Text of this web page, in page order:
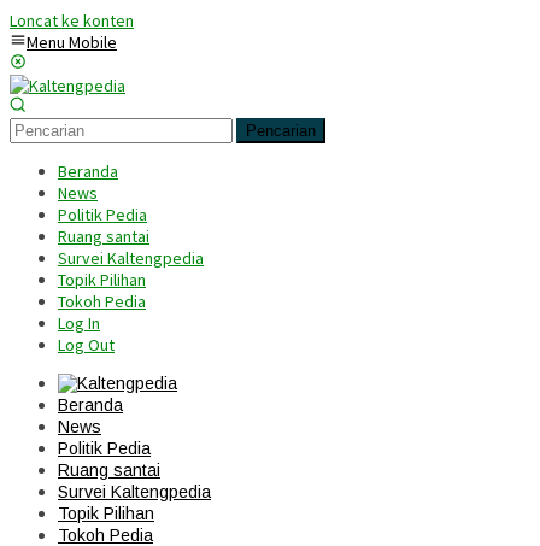
Loncat ke konten
Menu Mobile
Pencarian
Beranda
News
Politik Pedia
Ruang santai
Survei Kaltengpedia
Topik Pilihan
Tokoh Pedia
Log In
Log Out
Beranda
News
Politik Pedia
Ruang santai
Survei Kaltengpedia
Topik Pilihan
Tokoh Pedia